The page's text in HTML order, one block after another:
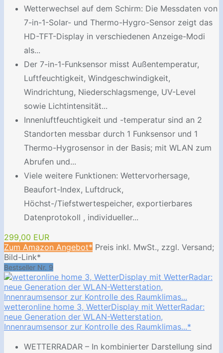
Wetterwechsel auf dem Schirm: Die Messdaten von
7-in-1-Solar- und Thermo-Hygro-Sensor zeigt das
HD-TFT-Display in verschiedenen Anzeige-Modi
als...
Der 7-in-1-Funksensor misst Außentemperatur,
Luftfeuchtigkeit, Windgeschwindigkeit,
Windrichtung, Niederschlagsmenge, UV-Level
sowie Lichtintensität...
Innenluftfeuchtigkeit und -temperatur sind an 2
Standorten messbar durch 1 Funksensor und 1
Thermo-Hygrosensor in der Basis; mit WLAN zum
Abrufen und...
Viele weitere Funktionen: Wettervorhersage,
Beaufort-Index, Luftdruck,
Höchst-/Tiefstwertespeicher, exportierbares
Datenprotokoll , individueller...
299,00 EUR
Zum Amazon Angebot* Preis inkl. MwSt., zzgl. Versand;
Bild-Link*
Bestseller Nr. 9
wetteronline home 3, WetterDisplay mit WetterRadar:
neue Generation der WLAN-Wetterstation,
Innenraumsensor zur Kontrolle des Raumklimas...*
WETTERRADAR – In kombinierter Darstellung sind